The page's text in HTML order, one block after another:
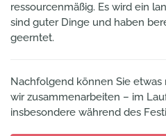
ressourcenmäßig. Es wird ein
sind guter Dinge und haben
geerntet.
Nachfolgend können Sie
wir zusammenarbeiten – im
insbesondere während des